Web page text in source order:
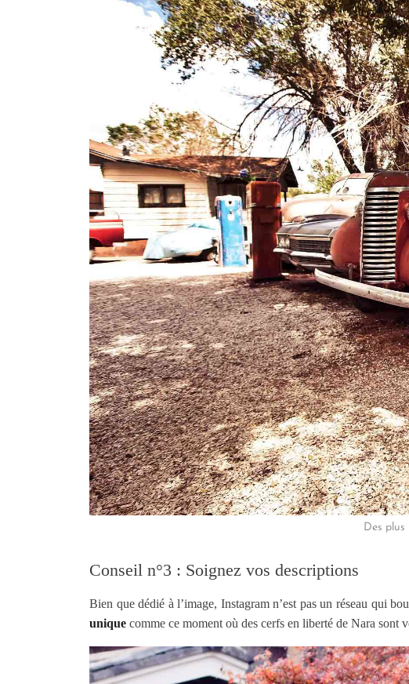
Des plus
Conseil n°3 : Soignez vos descriptions
Bien que dédié à l’image, Instagram n’est pas un réseau qui
unique comme ce moment où des cerfs en liberté de Nara sont